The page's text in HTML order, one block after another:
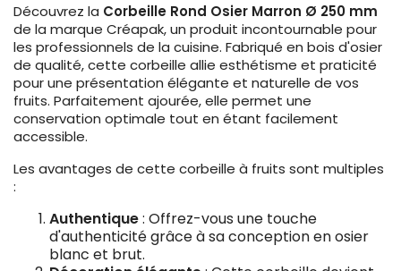
Découvrez la Corbeille Rond Osier Marron Ø 250 mm
de la marque Créapak, un produit incontournable pour
les professionnels de la cuisine. Fabriqué en bois d'osier
de qualité, cette corbeille allie esthétisme et praticité
pour une présentation élégante et naturelle de vos
fruits. Parfaitement ajourée, elle permet une
conservation optimale tout en étant facilement
accessible.
Les avantages de cette corbeille à fruits sont multiples
:
Authentique: Offrez-vous une touche
d'authenticité grâce à sa conception en osier
blanc et brut.